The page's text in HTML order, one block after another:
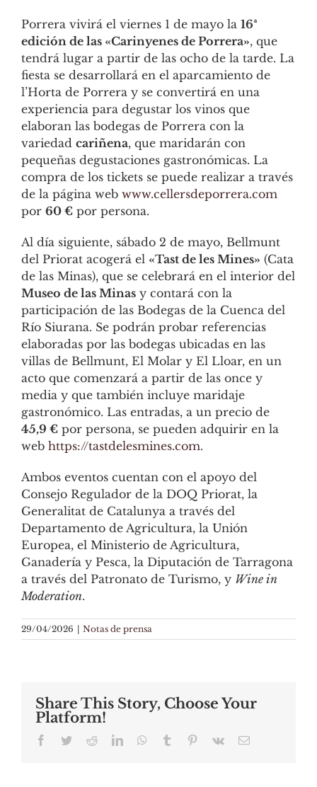
Porrera vivirá el viernes 1 de mayo la 16ª
edición de las «Carinyenes de Porrera», que
tendrá lugar a partir de las ocho de la tarde. La
fiesta se desarrollará en el aparcamiento de
l’Horta de Porrera y se convertirá en una
experiencia para degustar los vinos que
elaboran las bodegas de Porrera con la
variedad cariñena, que maridarán con
pequeñas degustaciones gastronómicas. La
compra de los tickets se puede realizar a través
de la página web www.cellersdeporrera.com
por 60 € por persona.
Al día siguiente, sábado 2 de mayo, Bellmunt
del Priorat acogerá el «Tast de les Mines» (Cata
de las Minas), que se celebrará en el interior del
Museo de las Minas y contará con la
participación de las Bodegas de la Cuenca del
Río Siurana. Se podrán probar referencias
elaboradas por las bodegas ubicadas en las
villas de Bellmunt, El Molar y El Lloar, en un
acto que comenzará a partir de las once y
media y que también incluye maridaje
gastronómico. Las entradas, a un precio de
45,9 € por persona, se pueden adquirir en la
web https://tastdelesmines.com.
Ambos eventos cuentan con el apoyo del
Consejo Regulador de la DOQ Priorat, la
Generalitat de Catalunya a través del
Departamento de Agricultura, la Unión
Europea, el Ministerio de Agricultura,
Ganadería y Pesca, la Diputación de Tarragona
a través del Patronato de Turismo, y Wine in
Moderation.
29/04/2026 | Notas de prensa
Share This Story, Choose Your
Platform!
Facebook
TwitterRedditLinkedInWhatsApp
Tumblr Pinterest
Vk Email